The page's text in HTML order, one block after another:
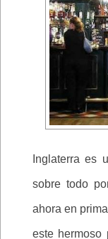
Inglaterra es
sobre todo
ahora en
este